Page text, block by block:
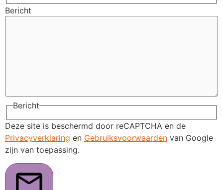
Bericht
Bericht
Deze site is beschermd door reCAPTCHA en de
Privacyverklaring en Gebruiksvoorwaarden van Google
zijn van toepassing.